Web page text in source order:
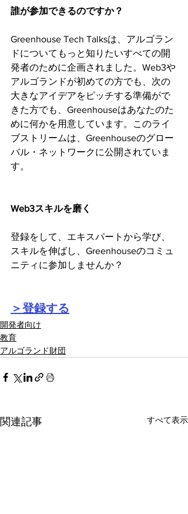
誰が参加できるのですか？
Greenhouse Tech Talksは、アルゴラン
ドについてもっと知りたいすべての開
発者のために企画されました。Web3や
アルゴランドが初めての方でも、次の
大きなアイデアをピッチする準備がで
きた方でも、Greenhouseはあなたのた
めに何かを用意しています。このライ
ブストリームは、Greenhouseのグロー
バル・ネットワークに公開されていま
す。
Web3スキルを磨く
登録をして、エキスパートから学び、
スキルを伸ばし、Greenhouseのコミュ
ニティに参加しませんか？
＞登録する
開発者向け
教育
アルゴランド財団
関連記事 すべて表示